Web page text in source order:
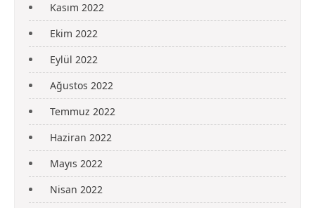
Kasım 2022
Ekim 2022
Eylül 2022
Ağustos 2022
Temmuz 2022
Haziran 2022
Mayıs 2022
Nisan 2022